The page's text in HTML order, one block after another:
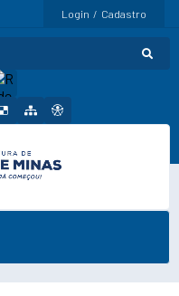
Login / Cadastro